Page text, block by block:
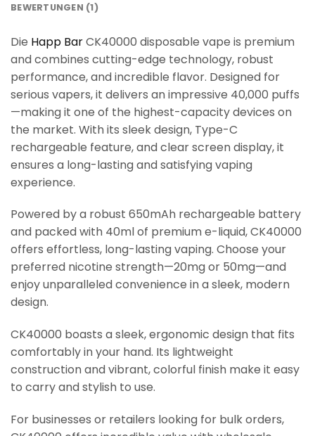
BEWERTUNGEN (1)
Die Happ BarCK40000 disposable vape is premium
and combines cutting-edge technology, robust
performance, and incredible flavor. Designed for
serious vapers, it delivers an impressive 40,000 puffs
—making it one of the highest-capacity devices on
the market. With its sleek design, Type-C
rechargeable feature, and clear screen display, it
ensures a long-lasting and satisfying vaping
experience.
Powered by a robust 650mAh rechargeable battery
and packed with 40ml of premium e-liquid, CK40000
offers effortless, long-lasting vaping. Choose your
preferred nicotine strength—20mg or 50mg—and
enjoy unparalleled convenience in a sleek, modern
design.
CK40000 boasts a sleek, ergonomic design that fits
comfortably in your hand. Its lightweight
construction and vibrant, colorful finish make it easy
to carry and stylish to use.
For businesses or retailers looking for bulk orders,